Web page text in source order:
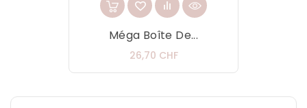
Méga Boîte De...
26,70 CHFPrix